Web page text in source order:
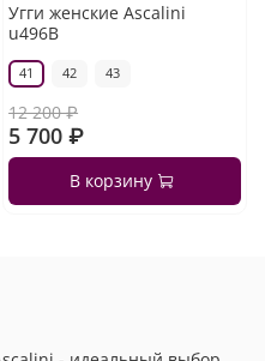
Угги женские Ascalini
u496B
41 42 43
12 200 ₽
5 700 ₽
В корзину